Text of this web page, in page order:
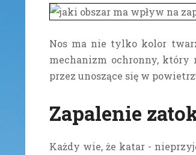
Nos ma nie tylko kolor
mechanizm ochronny, który
przez unoszące się w
Zapalenie
Każdy wie, że katar -